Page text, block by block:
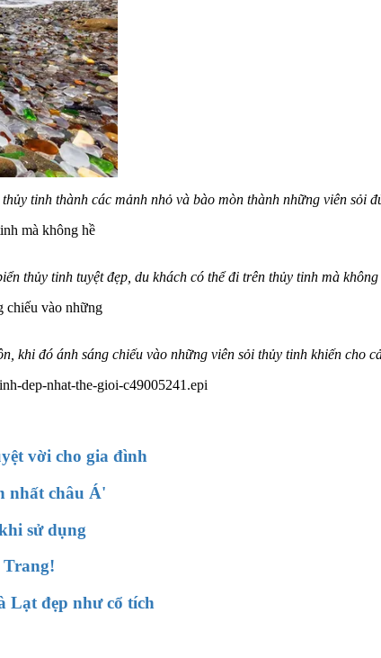
tinh thành các mảnh nhỏ và bào mòn thành những viên sỏi
thủy tinh tuyệt đẹp, du khách có thể đi trên thủy tinh mà
khi đó ánh sáng chiếu vào những viên sỏi thủy tinh khiến cho
dep-nhat-the-gioi-c49005241.epi
vời cho gia đình
nhất châu Á'
sử dụng
Trang!
Lạt đẹp như cổ tích